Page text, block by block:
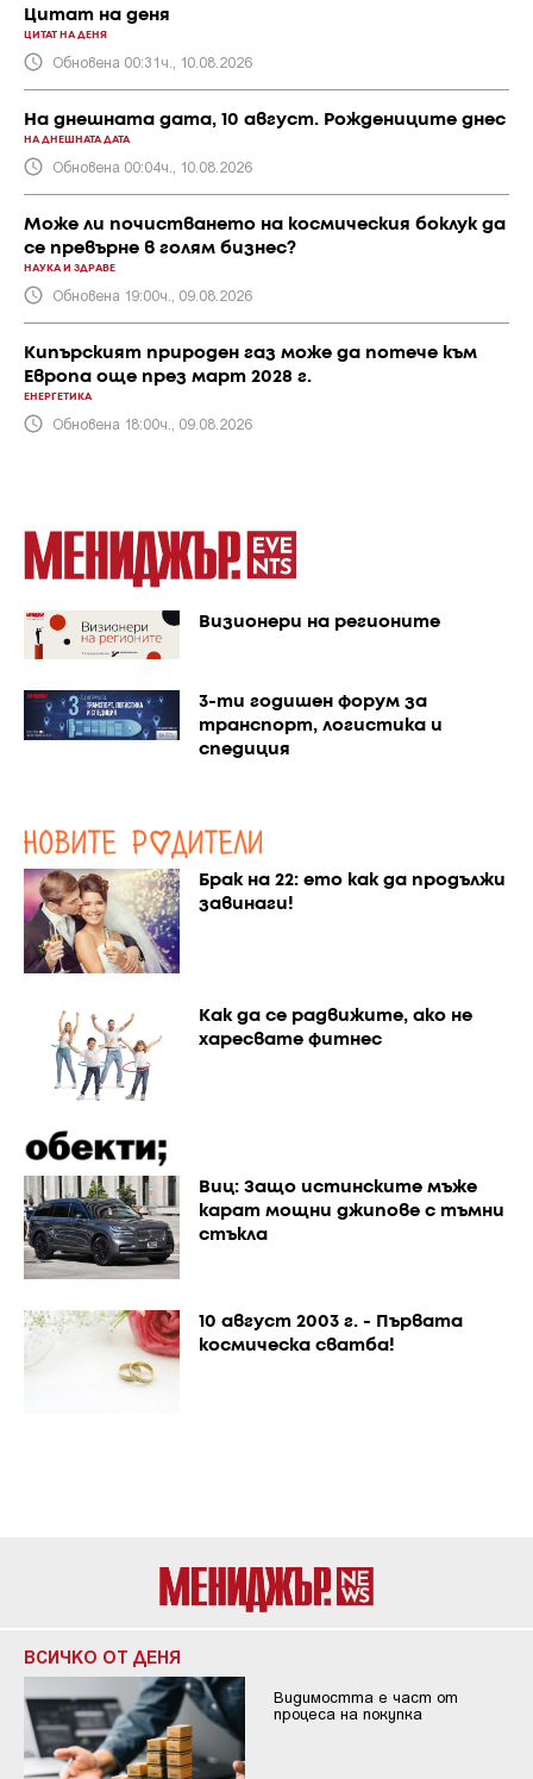
Цитат на деня
ЦИТАТ НА ДЕНЯ
Обновена 00:31ч., 10.08.2026
На днешната дата, 10 август. Рождениците днес
НА ДНЕШНАТА ДАТА
Обновена 00:04ч., 10.08.2026
Може ли почистването на космическия боклук да
се превърне в голям бизнес?
НАУКА И ЗДРАВЕ
Обновена 19:00ч., 09.08.2026
Кипърският природен газ може да потече към
Европа още през март 2028 г.
ЕНЕРГЕТИКА
Обновена 18:00ч., 09.08.2026
Визионери на регионите
3-ти годишен форум за
транспорт, логистика и
спедиция
Брак на 22: ето как да продължи
завинаги!
Как да се радвижите, ако не
харесвате фитнес
Виц: Защо истинските мъже
карат мощни джипове с тъмни
стъкла
10 август 2003 г. - Първата
космическа сватба!
ВСИЧКО ОТ ДЕНЯ
Видимостта е част от
процеса на покупка